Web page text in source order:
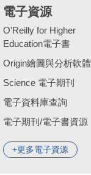
電子資源
O'Reilly for Higher
Education電子書
Origin繪圖與分析軟體
Science 電子期刊
電子資料庫查詢
電子期刊/電子書資源
更多電子資源